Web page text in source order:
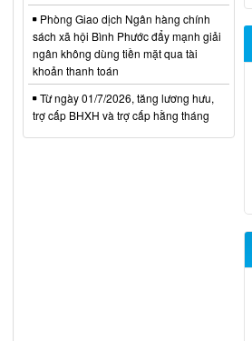
Phòng Giao dịch Ngân hàng chính
sách xã hội Bình Phước đẩy mạnh giải
ngân không dùng tiền mặt qua tài
khoản thanh toán
Từ ngày 01/7/2026, tăng lương hưu,
trợ cấp BHXH và trợ cấp hằng tháng